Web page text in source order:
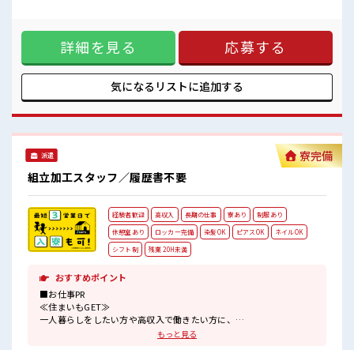
お財布にやさしい♪
制服・帽子・安全靴は無料で貸し出し！
事前準備不要なのもうれしいポイント★
#ryo
しをはじめてみたい方などにもオススメ☆ 寮にも駐車場があ
るのでマイカー持ち込みOK！ 《未経験でも高収入が目指せる
*》 うれしい高時給1600円！ 残業は適度にあるので無理せず
お給料に上乗せ♪ 《人気の土日やすみ*》 前もって予定がた
てやすい土日休み！ 休日は好きな事をしてリフレッシュ☆ ■
職場の雰囲気 《男性スタッフさん活躍中》 くるま通勤OK◎
お財布にやさしい♪ 制服・帽子・安全靴は無料で貸し出し！
事前準備不要なのもうれしいポイント★ #ryo
詳細を見る 応募する
気になるリストに追加する
派遣
組立加工スタッフ／履歴書不要
寮完備
経験者歓迎 高収入 長期の仕事 寮あり
制服あり
休憩室あり
ロッカー完備 染髪OK ピアスOK
ネイルOK
シフト制
残業 20H未満
おすすめポイント
■お仕事PR
≪住まいもGET≫
一人暮らしをしたい方や高収入で働きたい方に、
オススメしたい寮完備のお仕事！もっと見る